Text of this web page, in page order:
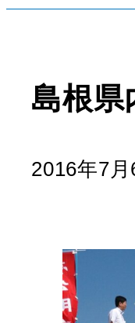
島根県
2016年7月